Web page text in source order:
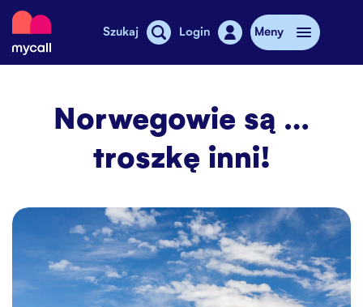
Mycall
Szukaj Login Meny
Dodatkowy internet
Telefony komórkowe
Cennik
Norwegowie są …
troszkę inni!